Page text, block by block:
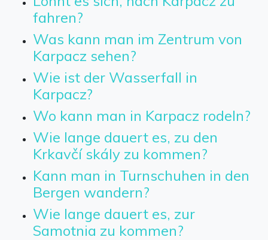
fahren?
Was kann man im Zentrum von
Karpacz sehen?
Wie ist der Wasserfall in
Karpacz?
Wo kann man in Karpacz rodeln?
Wie lange dauert es, zu den
Krkavčí skály zu kommen?
Kann man in Turnschuhen in den
Bergen wandern?
Wie lange dauert es, zur
Samotnia zu kommen?